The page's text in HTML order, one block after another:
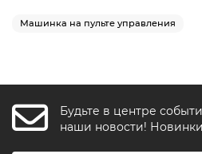
Машинка на пульте управления
Будьте в центре
наши новости!
F FishkaAI
Обычно отвечаем за